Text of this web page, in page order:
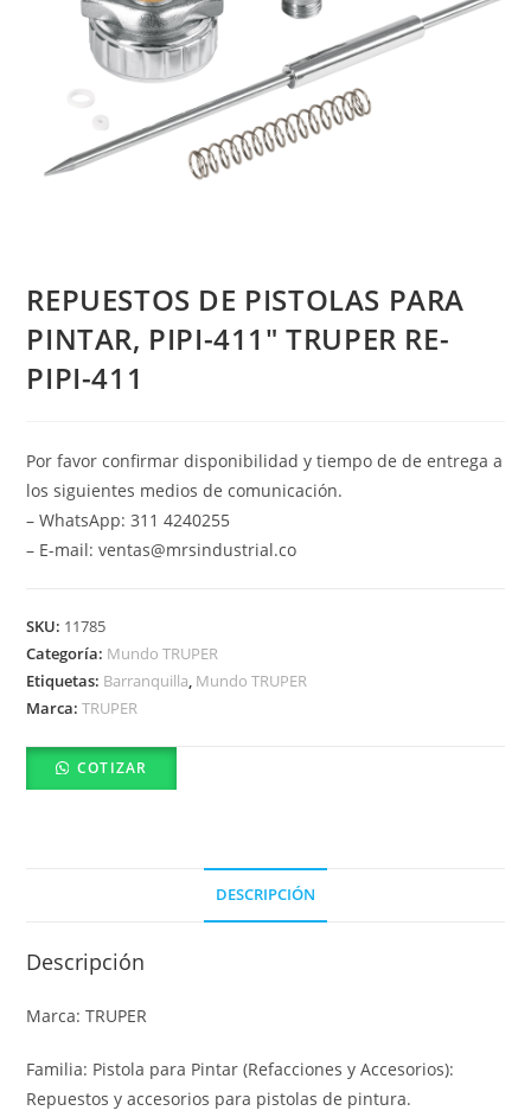
REPUESTOS DE PISTOLAS PARA
PINTAR, PIPI-411″ TRUPER RE-
PIPI-411
Por favor confirmar disponibilidad y tiempo de de entrega a
los siguientes medios de comunicación.
– WhatsApp: 311 4240255
– E-mail: ventas@mrsindustrial.co
SKU: 11785
Categoría: Mundo TRUPER
Etiquetas: Barranquilla, Mundo TRUPER
Marca:TRUPER
COTIZAR
DESCRIPCIÓN
Descripción
Marca: TRUPER
Familia: Pistola para Pintar (Refacciones y Accesorios):
Repuestos y accesorios para pistolas de pintura.